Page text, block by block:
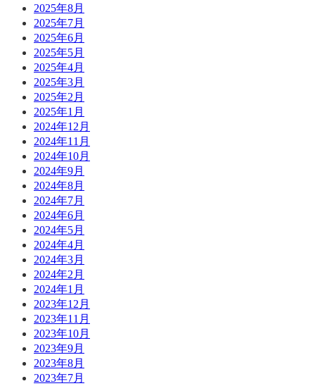
2025年8月
2025年7月
2025年6月
2025年5月
2025年4月
2025年3月
2025年2月
2025年1月
2024年12月
2024年11月
2024年10月
2024年9月
2024年8月
2024年7月
2024年6月
2024年5月
2024年4月
2024年3月
2024年2月
2024年1月
2023年12月
2023年11月
2023年10月
2023年9月
2023年8月
2023年7月